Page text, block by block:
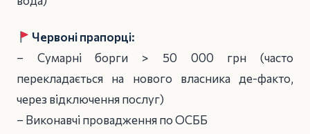
Червоні прапорці:
– Сумарні борги > 50 000 грн (часто
перекладається на нового власника де-факто,
через відключення послуг)
– Виконавчі провадження по ОСББ